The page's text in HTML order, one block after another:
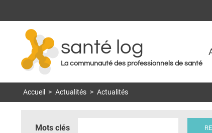
santé log
La communauté des professionnels de santé
Accueil > Actualités > Actualités
Mots clés